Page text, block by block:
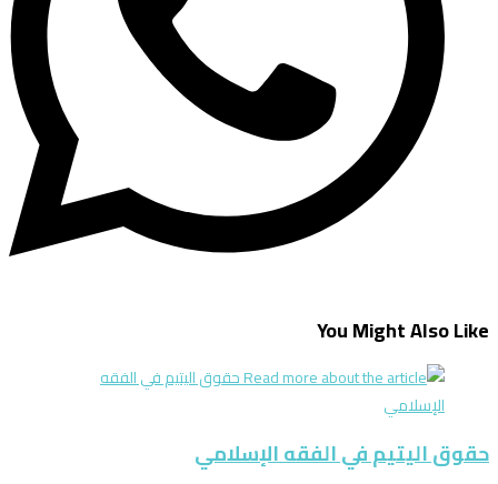
You Might Also Like
حقوق اليتيم في الفقه الإسلامي